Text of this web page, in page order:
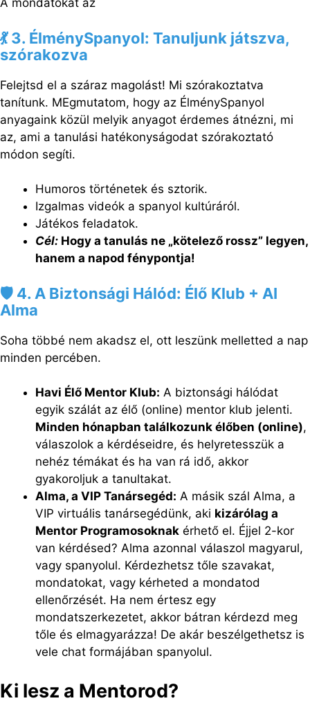
A mondatokat az
💃 3. ÉlménySpanyol: Tanuljunk játszva,
szórakozva
Felejtsd el a száraz magolást! Mi szórakoztatva
tanítunk. MEgmutatom, hogy az ÉlménySpanyol
anyagaink közül melyik anyagot érdemes átnézni, mi
az, ami a tanulási hatékonyságodat szórakoztató
módon segíti.
Humoros történetek és sztorik.
Izgalmas videók a spanyol kultúráról.
Játékos feladatok.
Cél: Hogy a tanulás ne „kötelező rossz” legyen,
hanem a napod fénypontja!
🛡️ 4. A Biztonsági Hálód: Élő Klub + AI
Alma
Soha többé nem akadsz el, ott leszünk melletted a nap
minden percében.
Havi Élő Mentor Klub: A biztonsági hálódat
egyik szálát az élő (online) mentor klub jelenti.
Minden hónapban találkozunk élőben (online),
válaszolok a kérdéseidre, és helyretesszük a
nehéz témákat és ha van rá idő, akkor
gyakoroljuk a tanultakat.
Alma, a VIP Tanársegéd: A másik szál Alma, a
VIP virtuális tanársegédünk, aki kizárólag a
Mentor Programosoknak érhető el. Éjjel 2-kor
van kérdésed? Alma azonnal válaszol magyarul,
vagy spanyolul. Kérdezhetsz tőle szavakat,
mondatokat, vagy kérheted a mondatod
ellenőrzését. Ha nem értesz egy
mondatszerkezetet, akkor bátran kérdezd meg
tőle és elmagyarázza! De akár beszélgethetsz is
vele chat formájában spanyolul.
Ki lesz a Mentorod?